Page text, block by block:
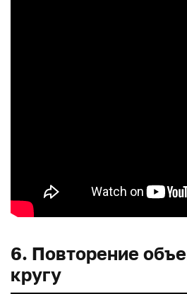
6. Повторение
кругу